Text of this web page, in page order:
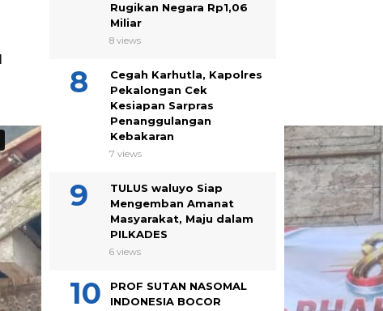
Rugikan Negara Rp1,06
Miliar
8 views
Cegah Karhutla, Kapolres
Pekalongan Cek
Kesiapan Sarpras
Penanggulangan
Kebakaran
7 views
TULUS waluyo Siap
Mengemban Amanat
Masyarakat, Maju dalam
PILKADES
6 views
PROF SUTAN NASOMAL
INDONESIA BOCOR